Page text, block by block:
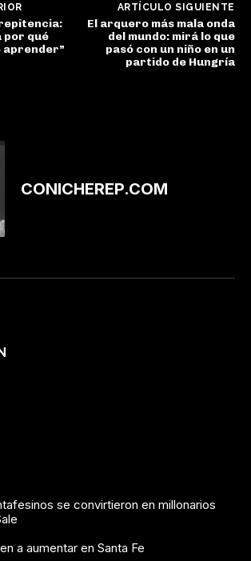
por qué
aprender”
ARTÍCULO SIGUIENTE
El arquero más mala onda
del mundo: mirá lo que
pasó con un niño en un
partido de Hungría
CONICHEREP.COM
se convirtieron en millonarios
a aumentar en Santa Fe